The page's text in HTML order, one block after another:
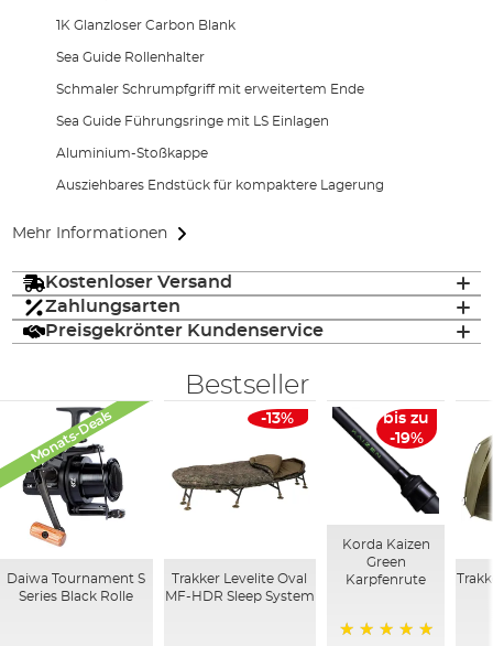
1K Glanzloser Carbon Blank
Sea Guide Rollenhalter
Schmaler Schrumpfgriff mit erweitertem Ende
Sea Guide Führungsringe mit LS Einlagen
Aluminium-Stoßkappe
Ausziehbares Endstück für kompaktere Lagerung
Mehr Informationen
Kostenloser Versand
Zahlungsarten
Preisgekrönter Kundenservice
Bestseller
Monats-Deals
Daiwa Tournament S
Series Black Rolle
-13%
Trakker Levelite Oval
MF-HDR Sleep System
bis zu
-19%
Korda Kaizen
Green
Karpfenrute